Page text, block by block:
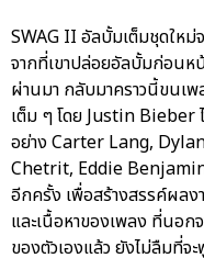
SWAG II อัลบั้มเต็มชุดให
จากที่เขาปล่อยอัลบั้มก่อนห
ผ่านมา กลับมาคราวนี้ขนเ
เต็ม ๆ โดย Justin
อย่าง Carter Lang,
Chetrit, Eddie
อีกครั้ง เพื่อสร้างสรรค์ผล
และเนื้อหาของเพลง ที่นอก
ของตัวเองแล้ว ยังไม่ลืมที่จ